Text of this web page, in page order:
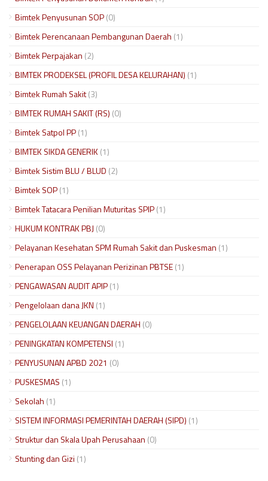
Bimtek Penyusunan SOP(0)
Bimtek Perencanaan Pembangunan Daerah (1)
Bimtek Perpajakan (2)
BIMTEK PRODEKSEL (PROFIL DESA KELURAHAN) (1)
Bimtek Rumah Sakit(3)
BIMTEK RUMAH SAKIT (RS) (0)
Bimtek Satpol PP(1)
BIMTEK SIKDA GENERIK(1)
Bimtek Sistim BLU / BLUD (2)
Bimtek SOP(1)
Bimtek Tatacara Penilian Muturitas SPIP(1)
HUKUM KONTRAK PBJ (0)
Pelayanan Kesehatan SPM Rumah Sakit dan Puskesman (1)
Penerapan OSS Pelayanan Perizinan PBTSE(1)
PENGAWASAN AUDIT APIP(1)
Pengelolaan dana JKN (1)
PENGELOLAAN KEUANGAN DAERAH (0)
PENINGKATAN KOMPETENSI (1)
PENYUSUNAN APBD 2021 (0)
PUSKESMAS (1)
Sekolah (1)
SISTEM INFORMASI PEMERINTAH DAERAH (SIPD) (1)
Struktur dan Skala Upah Perusahaan (0)
Stunting dan Gizi (1)